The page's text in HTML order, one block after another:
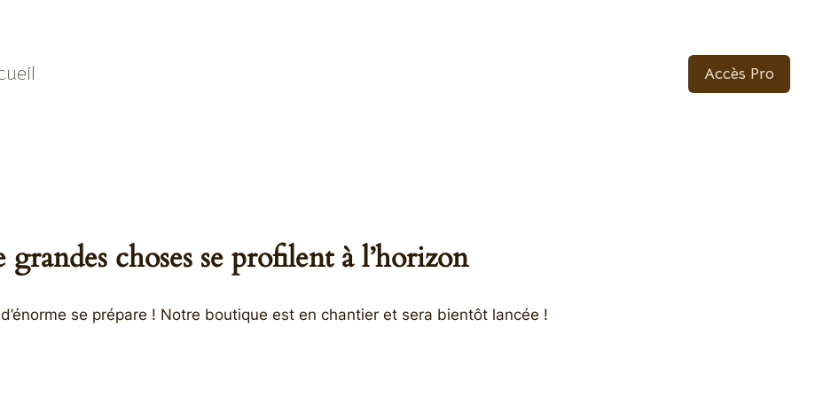
Accès Pro
grandes choses se profilent à l’horizon
se prépare ! Notre boutique est en chantier et sera bientôt lancée !